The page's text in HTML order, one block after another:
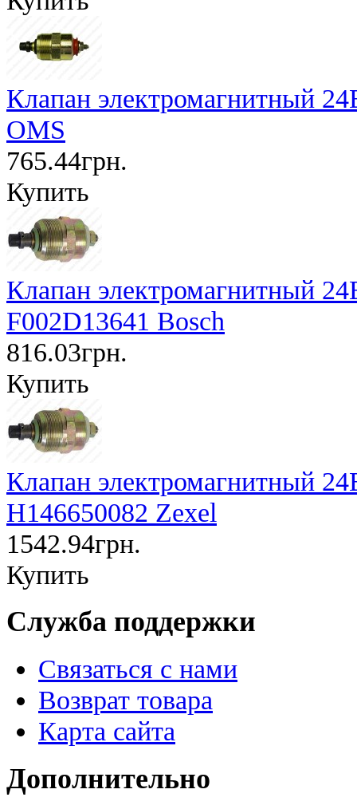
Клапан электромагнитный
OMS
765.44грн.
Купить
Клапан электромагнитный
F002D13641 Bosch
816.03грн.
Купить
Клапан электромагнитный
H146650082 Zexel
1542.94грн.
Купить
Служба поддержки
Связаться с нами
Возврат товара
Карта сайта
Дополнительно